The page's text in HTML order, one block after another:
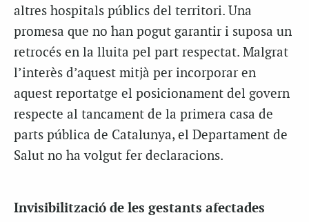
altres hospitals públics del territori. Una
promesa que no han pogut garantir i suposa un
retrocés en la lluita pel part respectat. Malgrat
l’interès d’aquest mitjà per incorporar en
aquest reportatge el posicionament del govern
respecte al tancament de la primera casa de
parts pública de Catalunya, el Departament de
Salut no ha volgut fer declaracions.
Invisibilització de les gestants afectades